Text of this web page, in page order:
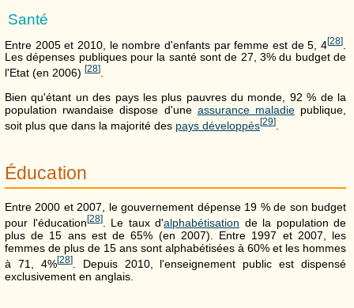
Santé
Entre 2005 et 2010, le nombre d'enfants par femme est de 5, 4[28]
Les dépenses publiques pour la santé sont de 27, 3% du budget de
l'Etat (en 2006) [28]
Bien qu'étant un des pays les plus pauvres du monde, 92 % de la
population rwandaise dispose d'une assurance maladiepublique,
soit plus que dans la majorité des pays développés[29]
Éducation
Entre 2000 et 2007, le gouvernement dépense 19 % de son budget
pour l'éducation[28]. Le taux d'alphabétisation de la population de
plus de 15 ans est de 65% (en 2007). Entre 1997 et 2007, les
femmes de plus de 15 ans sont alphabétisées à 60% et les hommes
à 71, 4%[28]. Depuis 2010, l'enseignement public est dispensé
exclusivement en anglais.